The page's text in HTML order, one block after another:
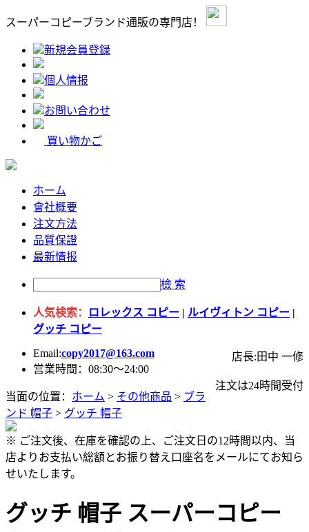
スーパーコピーブランド通販の専門店！
新規会員登録
個人情报
お問い合わせ
買い物かご
ホーム
會社概要
注文方法
品質保證
最新情报
檢 索
人気検索： ロレックス コピー | ルイヴィトン コピー |
グッチ コピー
Email:copy2017@163.com
店長:田中 一修
営業時間：08:30～24:00
注文は24時間受付
当面の位置： ホーム > その他商品 > ブラ
ンド 帽子 > グッチ 帽子
※ ご注文後、在庫を確認の上、ご注文日の12時間以内、当
店よりお支払い総額とお振り替え口座名をメールにてお知ら
せいたします。
グッチ 帽子 スーパーコピー